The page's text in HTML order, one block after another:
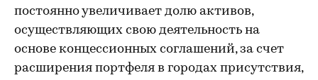
постоянно увеличивает долю активов,
осуществляющих свою деятельность на
основе концессионных соглашений, за счет
расширения портфеля в городах присутствия,